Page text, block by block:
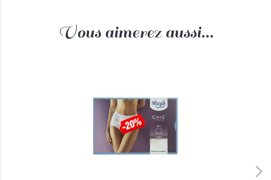
Vous aimerez aussi...